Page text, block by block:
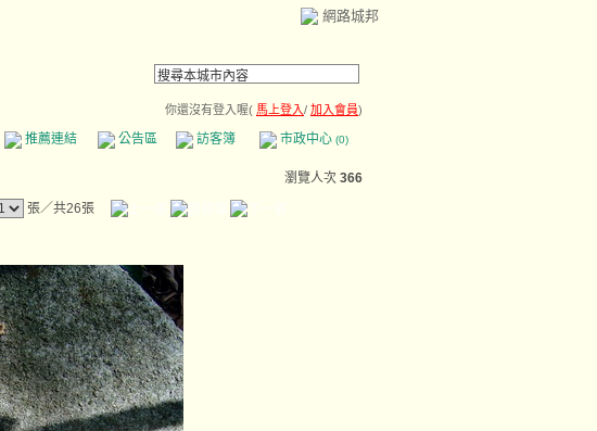
網路城邦
你還沒有登入喔( 馬上登入/ 加入會員)
推薦連結 公告區 訪客簿 市政中心 (0)
瀏覽人次 366
張／共26張